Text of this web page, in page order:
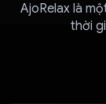
AjoRelax là
thời